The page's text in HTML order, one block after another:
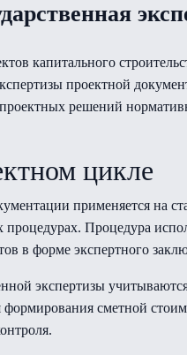
капитального
проектной
проектных решений
цикле
применяется на
Процедура
в форме экспертного
экспертизы
формирования сметной